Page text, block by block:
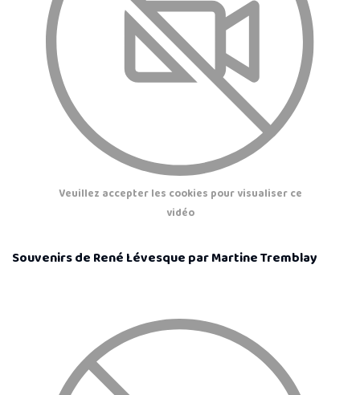
Veuillez accepter les cookies pour visualiser ce
vidéo
Souvenirs de René Lévesque par Martine Tremblay